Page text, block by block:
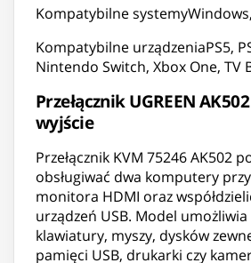
Kompatybilne
Kompatybilne urządzeniaPS5,
Nintendo Switch, Xbox One, TV
Przełącznik UGREEN
wyjście
Przełącznik KVM 75246 AK502
obsługiwać dwa komputery
monitora HDMI oraz
urządzeń USB. Model umożliwia
klawiatury, myszy, dysków
pamięci USB, drukarki czy